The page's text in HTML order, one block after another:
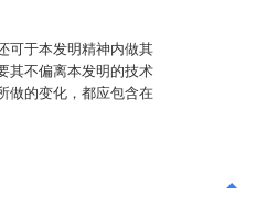
可于本发明精神内做其
其不偏离本发明的技术
做的变化，都应包含在